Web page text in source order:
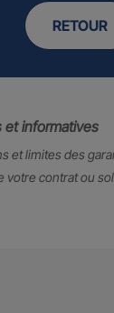
RETOUR
et informatives
et limites des
votre contrat ou